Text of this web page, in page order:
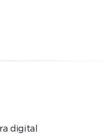
digital